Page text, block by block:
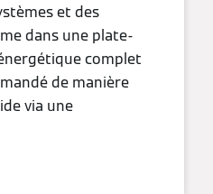
et des
dans une plate-
complet
de manière
via une